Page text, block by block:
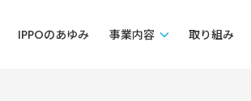
IPPOのあゆみ 事業内容 取り組み